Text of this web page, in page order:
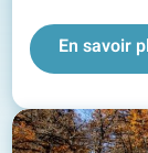
En savoir